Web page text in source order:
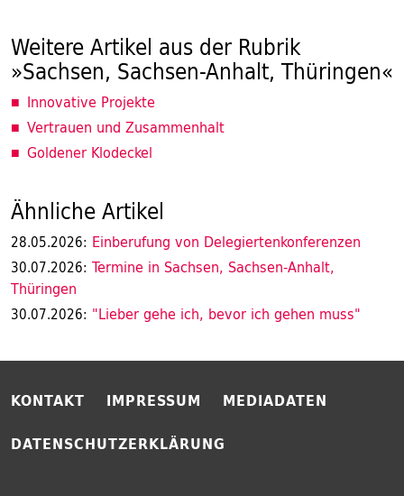
Weitere Artikel aus der Rubrik
»Sachsen, Sachsen-Anhalt, Thüringen«
Innovative Projekte
Vertrauen und Zusammenhalt
Goldener Klodeckel
Ähnliche Artikel
28.05.2026: Einberufung von Delegiertenkonferenzen
30.07.2026: Termine in Sachsen, Sachsen-Anhalt,
Thüringen
30.07.2026: "Lieber gehe ich, bevor ich gehen muss"
KONTAKT IMPRESSUM
MEDIADATEN
DATENSCHUTZERKLÄRUNG